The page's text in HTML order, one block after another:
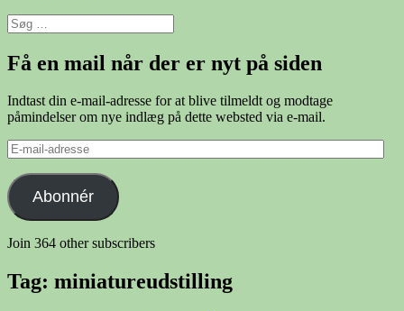
Søg
efter:
Få en mail når der er nyt på siden
Indtast din e-mail-adresse for at blive tilmeldt og modtage
påmindelser om nye indlæg på dette websted via e-mail.
E-
mail-
adresse
Abonnér
Join 364 other subscribers
Tag: miniatureudstilling